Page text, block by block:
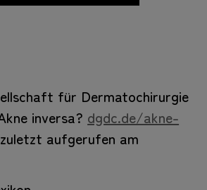
für Dermatochirurgie
inversa? dgdc.de/akne-
aufgerufen am